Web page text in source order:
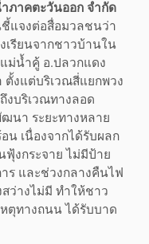
ภาคตะวันออก จำกัด
แจงต่อสื่อมวลชนว่า
เรียนจากชาวบ้านใน
น้ำคู้ อ.ปลวกแดง
ตั้งแต่บริเวณสี่แยกพวง
งบริเวณทางลอด
นา ระยะทางหลาย
น เนื่องจากได้รับผลก
ฟุ้งกระจาย ไม่มีป้าย
ร และช่วงกลางคืนไฟ
สว่างไม่มี ทำให้ชาว
ตุทางถนน ได้รับบาด